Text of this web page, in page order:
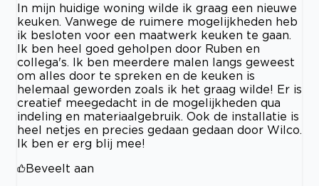
In mijn huidige woning wilde ik graag een nieuwe
keuken. Vanwege de ruimere mogelijkheden heb
ik besloten voor een maatwerk keuken te gaan.
Ik ben heel goed geholpen door Ruben en
collega's. Ik ben meerdere malen langs geweest
om alles door te spreken en de keuken is
helemaal geworden zoals ik het graag wilde! Er is
creatief meegedacht in de mogelijkheden qua
indeling en materiaalgebruik. Ook de installatie is
heel netjes en precies gedaan gedaan door Wilco.
Ik ben er erg blij mee!
Beveelt aan